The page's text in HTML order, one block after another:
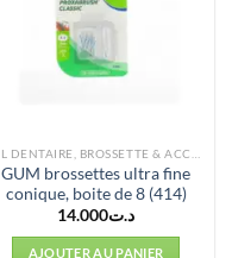
GUM brossettes ultra fine
conique, boite de 8 (414)
د.ت14.000
AJOUTER AU PANIER